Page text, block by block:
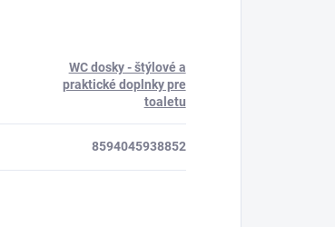
WC dosky - štýlové a
praktické doplnky pre
toaletu
8594045938852